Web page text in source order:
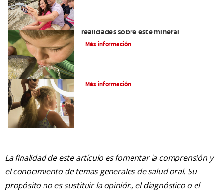
realidades sobre este mineral
Más información
Más información
La finalidad de este artículo es fomentar la comprensión y
el conocimiento de temas generales de salud oral. Su
propósito no es sustituir la opinión, el diagnóstico o el